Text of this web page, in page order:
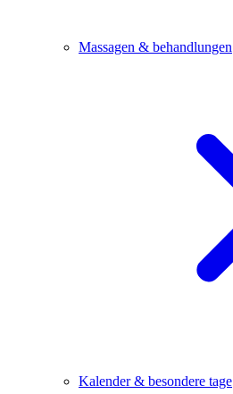
Massagen & behandlungen
Kalender & besondere tage